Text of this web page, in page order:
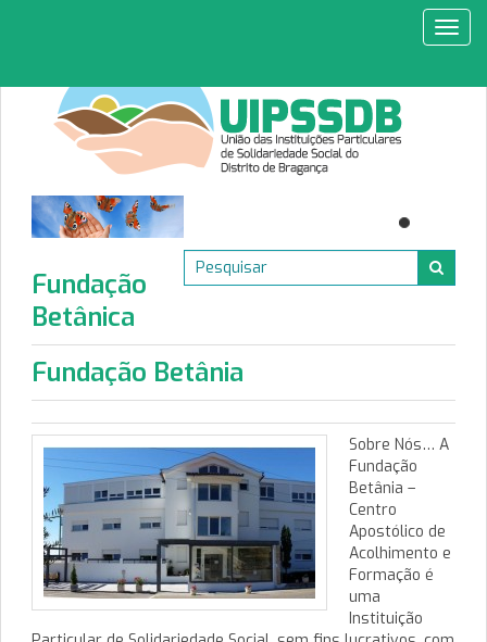
Fundação
Betânica
Fundação Betânia
Sobre Nós… A
Fundação
Betânia –
Centro
Apostólico de
Acolhimento e
Formação é
uma
Instituição